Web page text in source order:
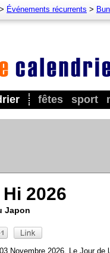
fêtes sport
Événements récurrents >
2026
Japon
Novembre 2026. Le Jour de